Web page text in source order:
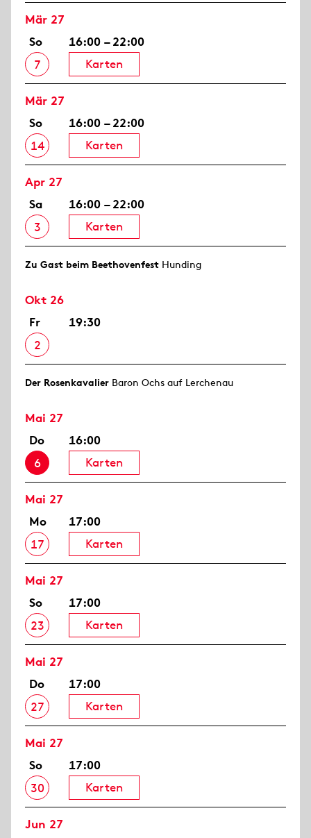
Mär 27
So
7
16:00 – 22:00
Karten
Mär 27
So
14
16:00 – 22:00
Karten
Apr 27
Sa
3
16:00 – 22:00
Karten
Zu Gast beim Beethovenfest Hunding
Okt 26
Fr
2
19:30
Der Rosen­kavalier Baron Ochs auf Lerchenau
Mai 27
Do
6
16:00
Karten
Mai 27
Mo
17
17:00
Karten
Mai 27
So
23
17:00
Karten
Mai 27
Do
27
17:00
Karten
Mai 27
So
30
17:00
Karten
Jun 27